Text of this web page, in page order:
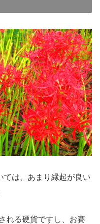
ては、あまり縁起が良い
れる硬貨ですし、お賽